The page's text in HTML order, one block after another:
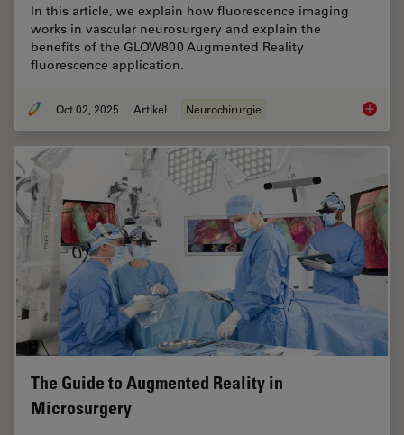
In this article, we explain how fluorescence imaging
works in vascular neurosurgery and explain the
benefits of the GLOW800 Augmented Reality
fluorescence application.
Oct 02, 2025 Artikel Neurochirurgie How
The Guide to Augmented Reality in
Microsurgery